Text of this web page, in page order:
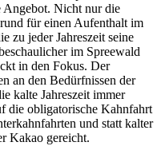
Angebot. Nicht nur die
für einen Aufenthalt im
zu jeder Jahreszeit seine
im Spreewald
in den Fokus. Der
an den Bedürfnissen der
kalte Jahreszeit immer
die obligatorische Kahnfahrt
und statt kalter
Kakao gereicht.